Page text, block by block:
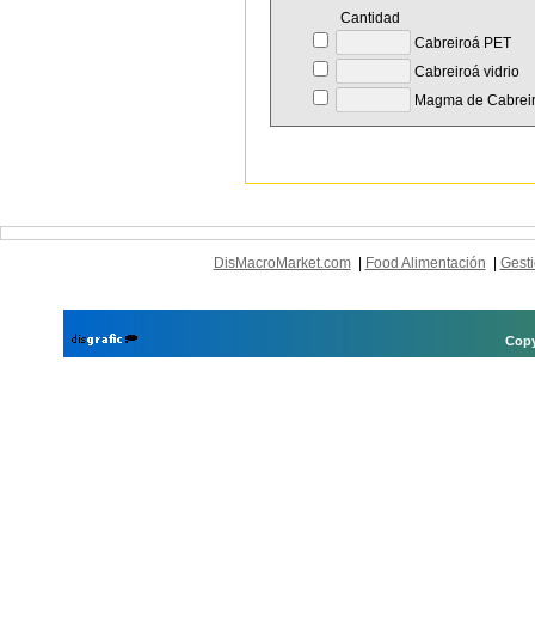
Cantidad
Cabreiroá PET
Cabreiroá vidrio
Magma de
DisMacroMarket.com| Food Alimentación